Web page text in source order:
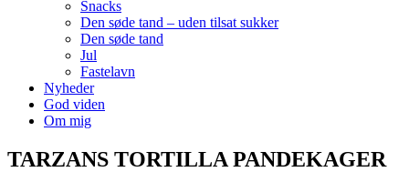
Snacks
Den søde tand – uden tilsat sukker
Den søde tand
Jul
Fastelavn
Nyheder
God viden
Om mig
TARZANS TORTILLA PANDEKAGER